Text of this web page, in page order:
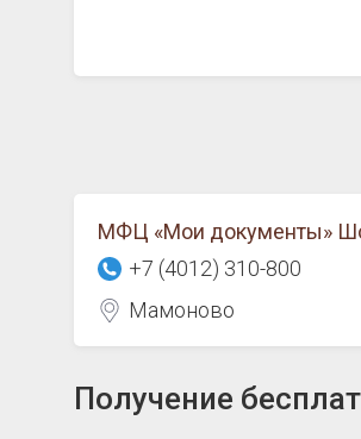
МФЦ «Мои документы»
+7 (4012) 310-800
Мамоново
Получение